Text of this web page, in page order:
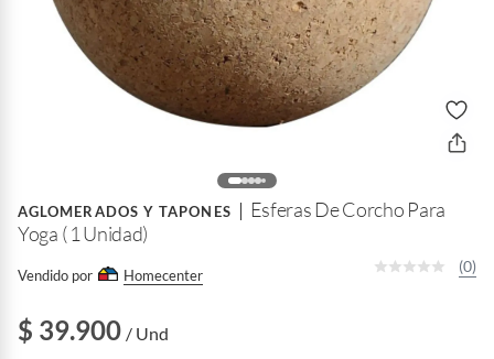
AGLOMERADOS Y TAPONES
Esferas De Corcho Para
Yoga ( 1 Unidad)
Vendido por Homecenter
(0)
$ 39.900 / Und